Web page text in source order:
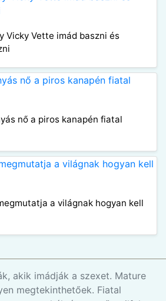
Vicky Vette imád baszni és
nő a piros kanapén fiatal
a világnak hogyan kell
akik imádják a szexet. Mature
megtekinthetőek. Fiatal